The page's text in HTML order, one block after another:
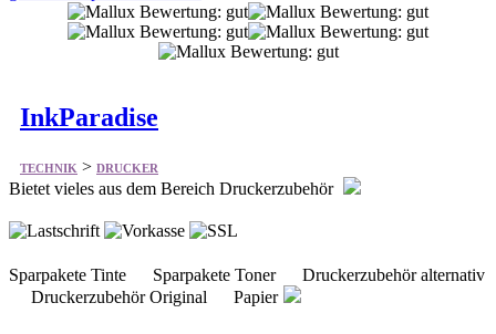
InkParadise
TECHNIK > DRUCKER
Bietet vieles aus dem Bereich Druckerzubehör
Sparpakete Tinte Sparpakete Toner Druckerzubehör alternativ
Druckerzubehör Original Papier